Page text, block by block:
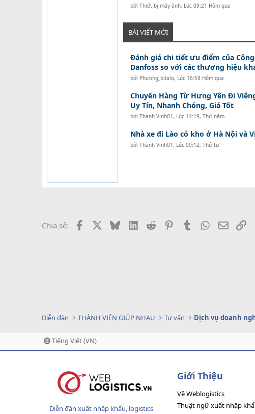
bởi Thiết bị máy ảnh, Lúc 09:21 Hôm qua
BÀI VIẾT MỚI
Đánh giá chi tiết ưu điểm của
Danfoss so với các thương hiệu
bởi Phương_bilalo, Lúc 16:58 Hôm qua
Chuyển Hàng Từ Hưng Yên Đi
Uy Tín, Nhanh Chóng, Giá Tốt
bởi Thành Vinh01 , Lúc 14:19, Thứ năm
Nhà xe đi Lào có kho ở Hà Nội và
bởi Thành Vinh01 , Lúc 09:12, Thứ tư
Chia sẻ: Facebook BlueskyLinkedIn
Reddit PinterestTumblr WhatsApp
Email
Diễn đàn THÀNH VIÊN GIÚP NHAU Tư vấn
Tiếng Việt (VN)
Diễn đàn xuất nhập khẩu, logistics
Giới Thiệu
Về Weblogistics
Thuật ngữ xuất nhập